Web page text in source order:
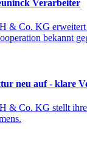
Verarbeiter
& Co. KG
bekannt
neu auf - klare
& Co. KG stellt